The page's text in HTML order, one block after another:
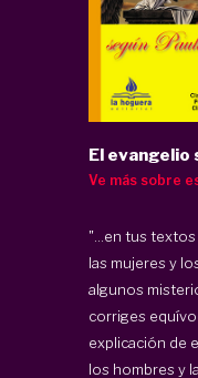
El evangelio
Ve más sobre
"…en tus textos
las mujeres y
algunos
corriges
explicación de
los hombres y